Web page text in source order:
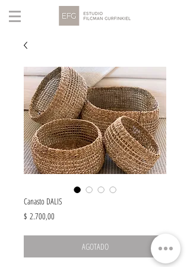
Canasto DALIS
$ 2.700,00
AGOTADO